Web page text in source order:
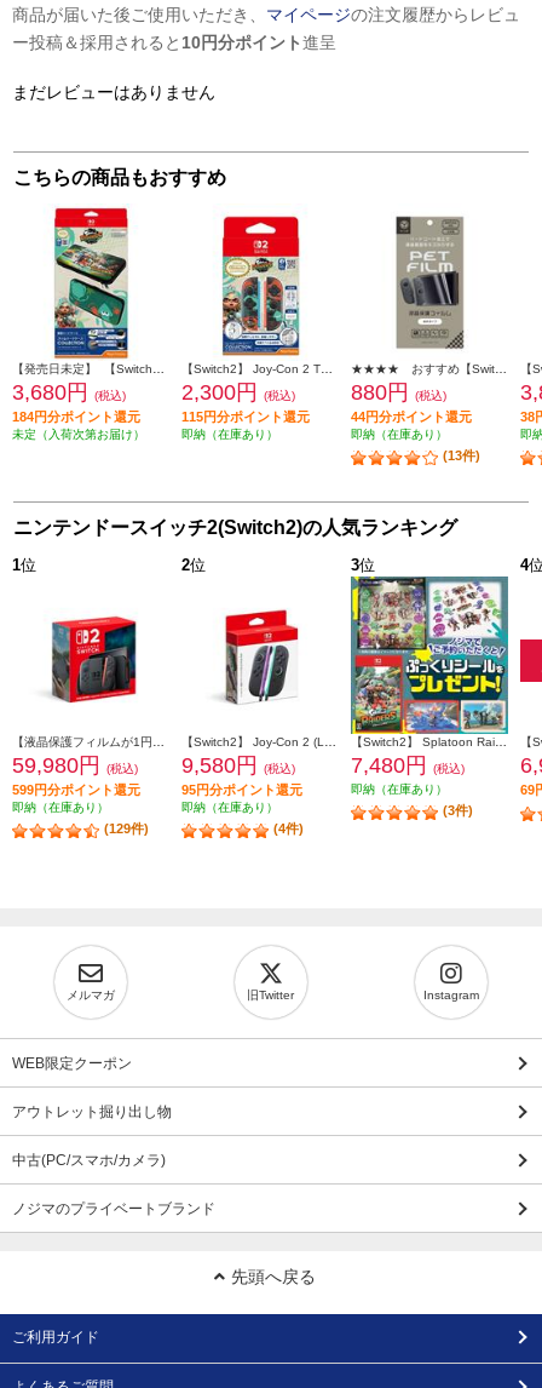
商品が届いた後ご使用いただき、 マイページの注文履歴からレビュ
ー投稿＆採用されると 10円分ポイント進呈
まだレビューはありません
こちらの商品もおすすめ
3,680円 (税込)
184円分ポイント還元
未定（入荷次第お届け）
2,300円 (税込)
115円分ポイント還元
即納（在庫あり）
880円 (税込)
44円分ポイント還元
即納（在庫あり）
(13件)
38
即
ニンテンドースイッチ2(Switch2)の人気ランキング
1位
59,980円 (税込)
599円分ポイント還元
即納（在庫あり）
(129件)
2位
9,580円 (税込)
95円分ポイント還元
即納（在庫あり）
(4件)
3位
7,480円
(税込)
即納（在庫あり）
(3件)
4
69
メルマガ 旧Twitter Instagram
WEB限定クーポン
アウトレット掘り出し物
中古(PC/スマホ/カメラ)
ノジマのプライベートブランド
先頭へ戻る
ご利用ガイド